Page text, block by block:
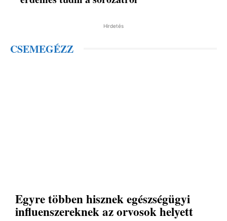
Hirdetés
CSEMEGÉZZ
Egyre többen hisznek egészségügyi
influenszereknek az orvosok helyett